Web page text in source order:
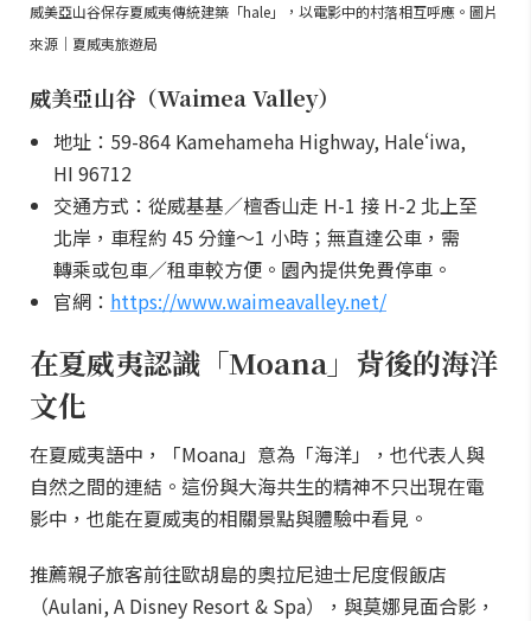
威美亞山谷保存夏威夷傳統建築「hale」，以電影中的村落相互呼應。圖片
來源｜夏威夷旅遊局
威美亞山谷（Waimea Valley）
地址：59-864 Kamehameha Highway, Haleʻiwa,
HI 96712
交通方式：從威基基／檀香山走 H-1 接 H-2 北上至
北岸，車程約 45 分鐘～1 小時；無直達公車，需
轉乘或包車／租車較方便。園內提供免費停車。
官網： https://www.waimeavalley.net/
在夏威夷認識「Moana」背後的海洋
文化
在夏威夷語中，「Moana」意為「海洋」，也代表人與
自然之間的連結。這份與大海共生的精神不只出現在電
影中，也能在夏威夷的相關景點與體驗中看見。
推薦親子旅客前往歐胡島的奧拉尼迪士尼度假飯店
（Aulani, A Disney Resort & Spa），與莫娜見面合影，